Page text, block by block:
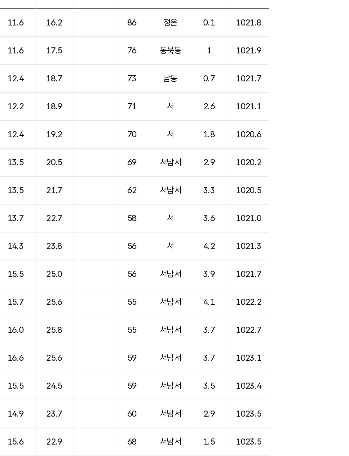
11.6 16.2 86 정온 0.1 1021.8
11.6 17.5 76 동북동 1 1021.9
12.4 18.7 73 남동 0.7 1021.7
12.2 18.9 71 서 2.6 1021.1
12.4 19.2 70 서 1.8 1020.6
13.5 20.5 69 서남서 2.9 1020.2
13.5 21.7 62 서남서 3.3 1020.5
13.7 22.7 58 서 3.6 1021.0
14.3 23.8 56 서 4.2 1021.3
15.5 25.0 56 서남서 3.9 1021.7
15.7 25.6 55 서남서 4.1 1022.2
16.0 25.8 55 서남서 3.7 1022.7
16.6 25.6 59 서남서 3.7 1023.1
15.5 24.5 59 서남서 3.5 1023.4
14.9 23.7 60 서남서 2.9 1023.5
15.6 22.9 68 서남서 1.5 1023.5